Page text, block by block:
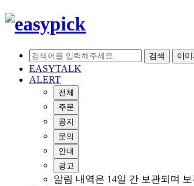
검색 이
EASYTALK
ALERT
전체
주문
공지
문의
안내
광고
알림 내역은 14일 간 보관되며